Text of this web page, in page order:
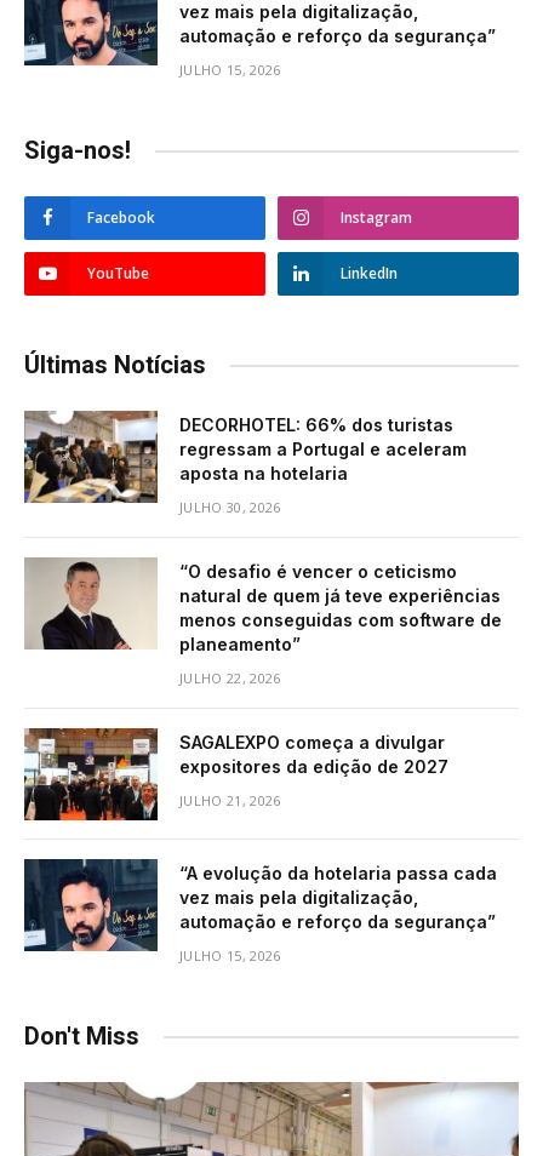
vez mais pela digitalização,
automação e reforço da segurança”
JULHO 15, 2026
Siga-nos!
Facebook Instagram
YouTube LinkedIn
Últimas Notícias
DECORHOTEL: 66% dos turistas
regressam a Portugal e aceleram
aposta na hotelaria
JULHO 30, 2026
“O desafio é vencer o ceticismo
natural de quem já teve experiências
menos conseguidas com software de
planeamento”
JULHO 22, 2026
SAGALEXPO começa a divulgar
expositores da edição de 2027
JULHO 21, 2026
“A evolução da hotelaria passa cada
vez mais pela digitalização,
automação e reforço da segurança”
JULHO 15, 2026
Don't Miss